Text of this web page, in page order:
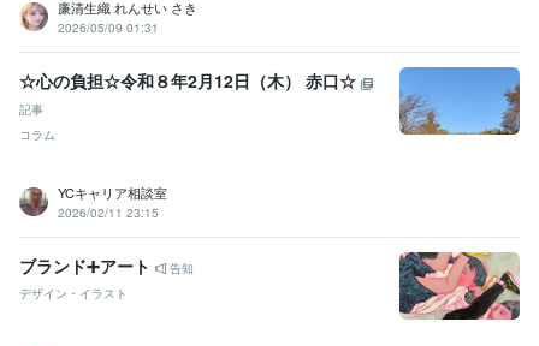
廉清生織 れんせい さき
2026/05/09 01:31
☆心の負担☆令和８年2月12日（木） 赤口☆
記事
コラム
YCキャリア相談室
2026/02/11 23:15
ブランド➕アート
告知
デザイン・イラスト